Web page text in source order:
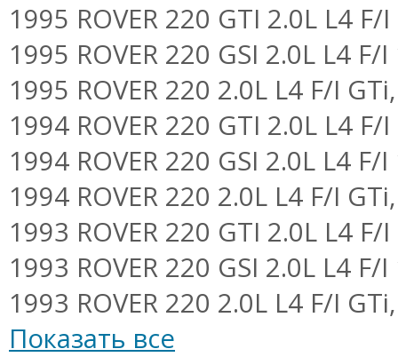
1995 ROVER 220 GTI 2.0L L4
1995 ROVER 220 GSI 2.0L L4
1995 ROVER 220 2.0L L4 F/I
1994 ROVER 220 GTI 2.0L L4
1994 ROVER 220 GSI 2.0L L4 F/
1994 ROVER 220 2.0L L4 F/I
1993 ROVER 220 GTI 2.0L L4
1993 ROVER 220 GSI 2.0L L4 F/
1993 ROVER 220 2.0L L4 F/I
Показать все